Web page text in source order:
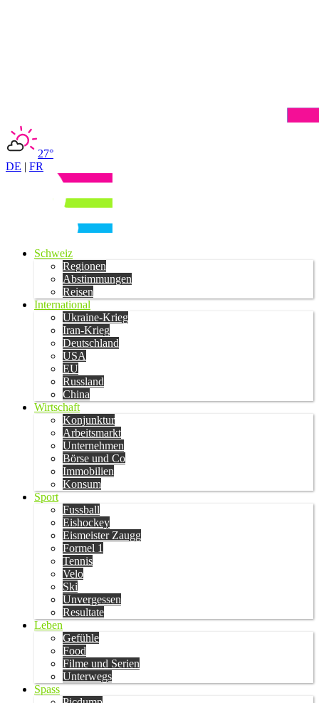
27°
DE | FR
Schweiz
Regionen
Abstimmungen
Reisen
International
Ukraine-Krieg
Iran-Krieg
Deutschland
USA
EU
Russland
China
Wirtschaft
Konjunktur
Arbeitsmarkt
Unternehmen
Börse und Co
Immobilien
Konsum
Sport
Fussball
Eishockey
Eismeister Zaugg
Formel 1
Tennis
Velo
Ski
Unvergessen
Resultate
Leben
Gefühle
Food
Filme und Serien
Unterwegs
Spass